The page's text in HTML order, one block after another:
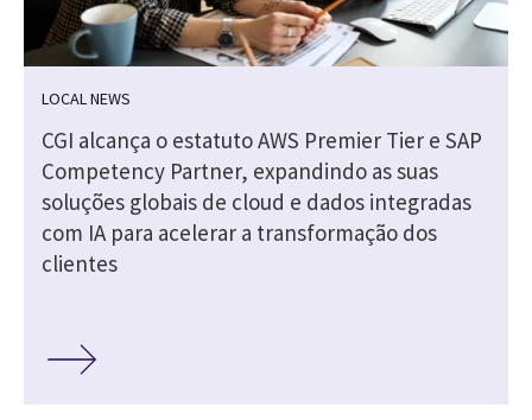
LOCAL NEWS
CGI alcança o estatuto AWS Premier Tier e SAP
Competency Partner, expandindo as suas
soluções globais de cloud e dados integradas
com IA para acelerar a transformação dos
clientes